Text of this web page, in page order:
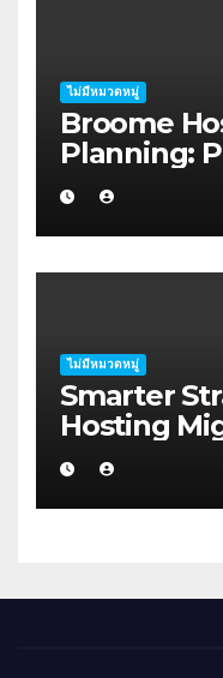
ไม่มีหมวดหมู่
Broome
Planning:
First-home
ไม่มีหมวดหมู่
Smarter
Hosting
A Guide for
Families in